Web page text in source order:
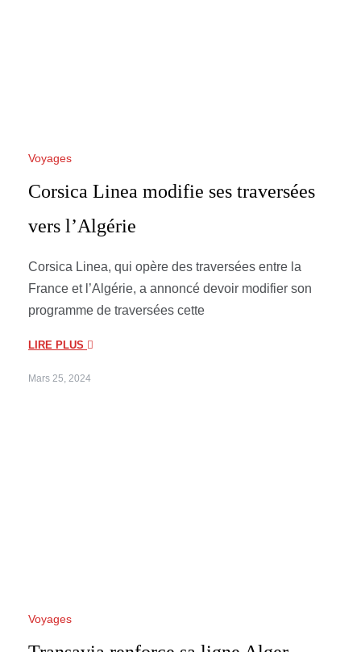
Voyages
Corsica Linea modifie ses traversées
vers l’Algérie
Corsica Linea, qui opère des traversées entre la
France et l’Algérie, a annoncé devoir modifier son
programme de traversées cette
LIRE PLUS
Mars 25, 2024
Voyages